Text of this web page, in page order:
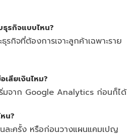
ธุรกิจแบบไหน?
รกิจที่ต้องการเจาะลูกค้าเฉพาะราย
เสียเงินไหม?
ริ่มจาก Google Analytics ก่อนก็ได้
น?
ละครั้ง หรือก่อนวางแผนแคมเปญ